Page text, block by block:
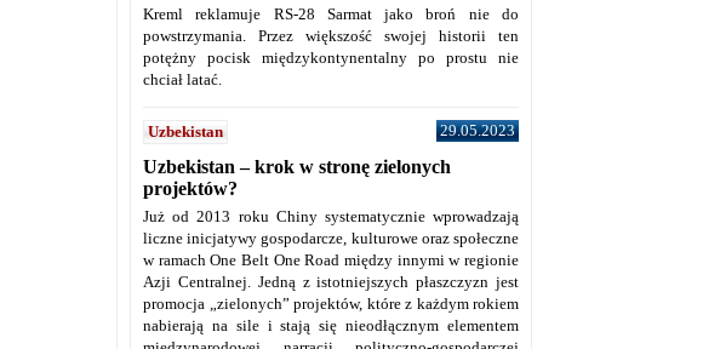
Kreml reklamuje RS-28 Sarmat jako broń nie do
powstrzymania. Przez większość swojej historii ten
potężny pocisk międzykontynentalny po prostu nie
chciał latać.
Uzbekistan 29.05.2023
Uzbekistan – krok w stronę zielonych
projektów?
Już od 2013 roku Chiny systematycznie wprowadzają
liczne inicjatywy gospodarcze, kulturowe oraz społeczne
w ramach One Belt One Road między innymi w regionie
Azji Centralnej. Jedną z istotniejszych płaszczyzn jest
promocja „zielonych” projektów, które z każdym rokiem
nabierają na sile i stają się nieodłącznym elementem